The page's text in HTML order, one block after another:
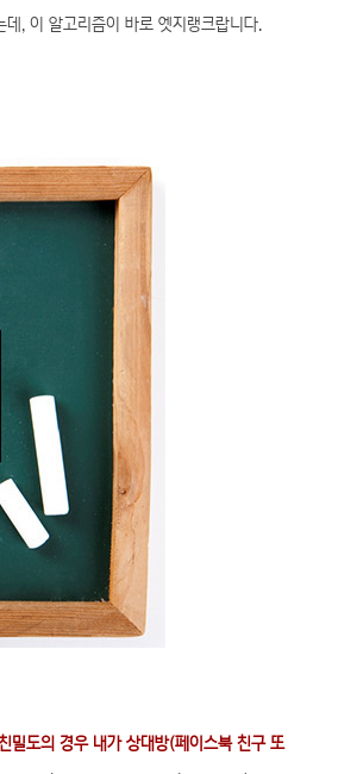
, 이 알고리즘이 바로 엣지랭크랍니다.
밀도의 경우 내가 상대방(페이스북 친구 또